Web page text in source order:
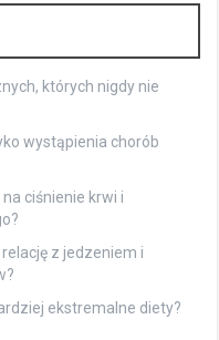
których nigdy nie
wystąpienia chorób
ciśnienie krwi i
z jedzeniem i
ekstremalne diety?